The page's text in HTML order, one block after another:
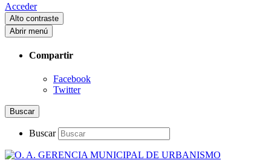
Acceder
Alto contraste
Abrir menú
Compartir
Facebook
Twitter
Buscar
Buscar